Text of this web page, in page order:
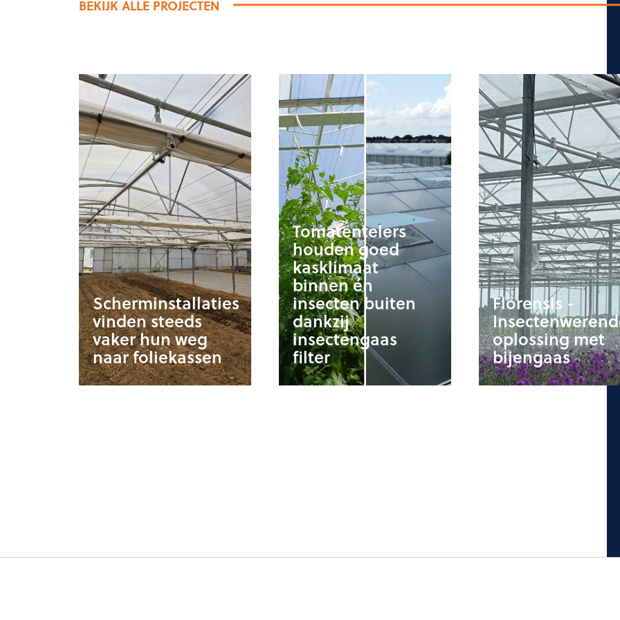
BEKIJK ALLE PROJECTEN
Scherminstallaties
vinden steeds
vaker hun weg
naar foliekassen
Tomatentelers
houden goed
kasklimaat
binnen én
insecten buiten
dankzij
insectengaas
filter
Florensis -
oplossing met
bijengaas